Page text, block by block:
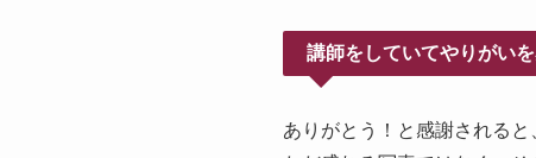
講師をしていてやりがい
ありがとう！と感謝される